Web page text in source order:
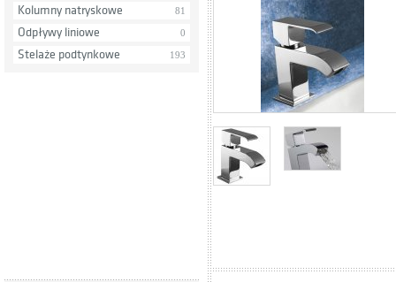
Kolumny natryskowe 81
Odpływy liniowe 0
Stelaże podtynkowe 193